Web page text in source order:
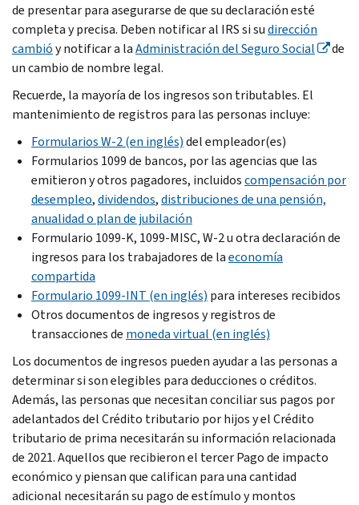
de presentar para asegurarse de que su declaración esté
completa y precisa. Deben notificar al IRS si sudirección
cambióy notificar a laAdministración del Seguro Social
de
un cambio de nombre legal.
Recuerde, la mayoría de los ingresos son tributables. El
mantenimiento de registros para las personas incluye:
Formularios W-2 (en inglés)del empleador(es)
Formularios 1099 de bancos, por las agencias que las
emitieron y otros pagadores, incluidoscompensación por
desempleo,dividendos,distribuciones de una pensión,
anualidad o plan de jubilación
Formulario 1099-K, 1099-MISC, W-2 u otra declaración de
ingresos para los trabajadores de laeconomía
compartida
Formulario 1099-INT (en inglés) para intereses recibidos
Otros documentos de ingresos y registros de
transacciones de moneda virtual (en inglés)
Los documentos de ingresos pueden ayudar a las personas a
determinar si son elegibles para deducciones o créditos.
Además, las personas que necesitan conciliar sus pagos por
adelantados del Crédito tributario por hijos y el Crédito
tributario de prima necesitarán su información relacionada
de 2021. Aquellos que recibieron el tercer Pago de impacto
económico y piensan que califican para una cantidad
adicional necesitarán su pago de estímulo y montos